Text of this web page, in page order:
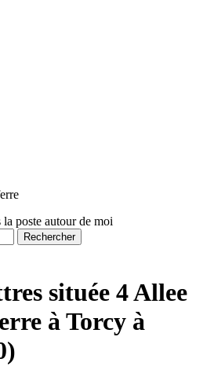
poste autour de moi
Rechercher
située 4 Allee
à Torcy à